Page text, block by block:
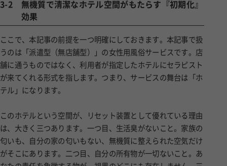
3-2
無機質で清潔なホテル空間がもたらす『初期化』
効果
ここで、本記事の前提を一つ明確にしておきます。本記事で扱
うのは「派遣型（無店舗型）」の女性用風俗サービスです。店
舗に通うものではなく、利用者が指定したホテルにセラピスト
が来てくれる形式を指します。つまり、サービスの舞台は「ホ
テル」になります。
このホテルという空間が、リセット装置として優れている理由
は、大きく三つあります。一つ目、生活臭がないこと。家族の
匂いも、自分の家の匂いもない、無機質に整えられた空気だけ
がそこにあります。二つ目、自分の所有物が一切ないこと。あ